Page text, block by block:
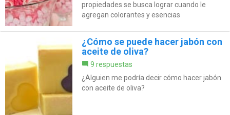
propiedades se busca lograr cuando le
agregan colorantes y esencias
¿Cómo se puede hacer jabón con
aceite de oliva?
9 respuestas
¿Alguien me podría decir cómo hacer jabón
con aceite de oliva?